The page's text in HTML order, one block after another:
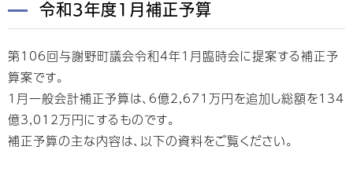
令和3年度1月補正予算
第106回与謝野町議会令和4年1月臨時会に提案する補正予
算案です。
1月一般会計補正予算は、6億2,671万円を追加し総額を134
億3,012万円にするものです。
補正予算の主な内容は、以下の資料をご覧ください。